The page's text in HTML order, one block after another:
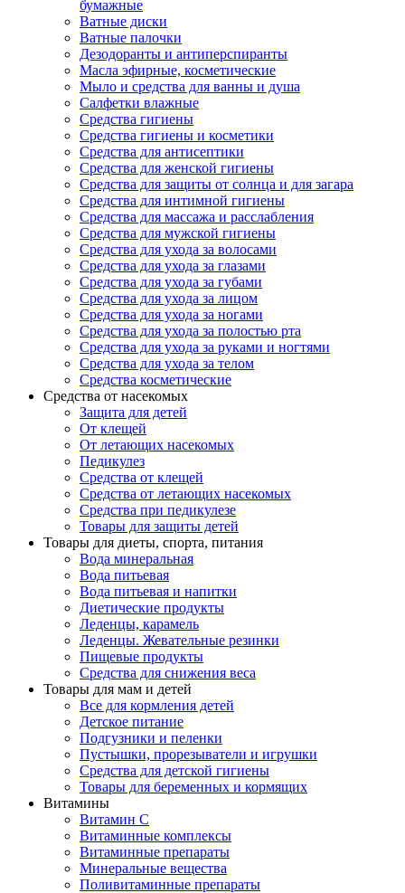
бумажные
Ватные диски
Ватные палочки
Дезодоранты и антиперспиранты
Масла эфирные, косметические
Мыло и средства для ванны и душа
Салфетки влажные
Средства гигиены
Средства гигиены и косметики
Средства для антисептики
Средства для женской гигиены
Средства для защиты от солнца и для загара
Средства для интимной гигиены
Средства для массажа и расслабления
Средства для мужской гигиены
Средства для ухода за волосами
Средства для ухода за глазами
Средства для ухода за губами
Средства для ухода за лицом
Средства для ухода за ногами
Средства для ухода за полостью рта
Средства для ухода за руками и ногтями
Средства для ухода за телом
Средства косметические
Средства от насекомых
Защита для детей
От клещей
От летающих насекомых
Педикулез
Средства от клещей
Средства от летающих насекомых
Средства при педикулезе
Товары для защиты детей
Товары для диеты, спорта, питания
Вода минеральная
Вода питьевая
Вода питьевая и напитки
Диетические продукты
Леденцы, карамель
Леденцы. Жевательные резинки
Пищевые продукты
Средства для снижения веса
Товары для мам и детей
Все для кормления детей
Детское питание
Подгузники и пеленки
Пустышки, прорезыватели и игрушки
Средства для детской гигиены
Товары для беременных и кормящих
Витамины
Витамин С
Витаминные комплексы
Витаминные препараты
Минеральные вещества
Поливитаминные препараты